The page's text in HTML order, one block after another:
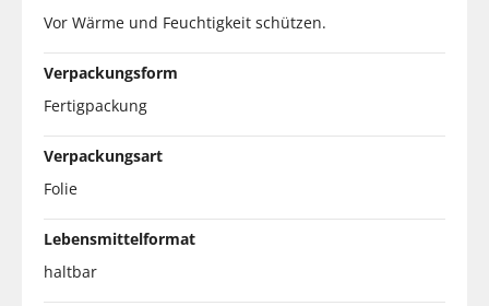
Vor Wärme und Feuchtigkeit schützen.
Verpackungsform
Fertigpackung
Verpackungsart
Folie
Lebensmittelformat
haltbar